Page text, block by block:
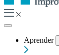
Aprender